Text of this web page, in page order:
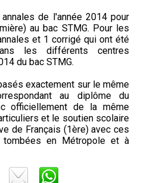
de l'année 2014 pour
au bac STMG. Pour les
et 1 corrigé qui ont été
les différents centres
du bac STMG.
exactement sur le même
au diplôme du
officiellement de la même
et le soutien scolaire
de Français (1ère) avec ces
en Métropole et à